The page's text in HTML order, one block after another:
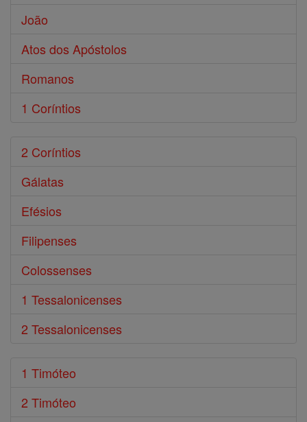
João
Atos dos Apóstolos
Romanos
1 Coríntios
2 Coríntios
Gálatas
Efésios
Filipenses
Colossenses
1 Tessalonicenses
2 Tessalonicenses
1 Timóteo
2 Timóteo